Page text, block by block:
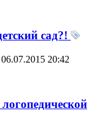
сад?!
06.07.2015 20:42